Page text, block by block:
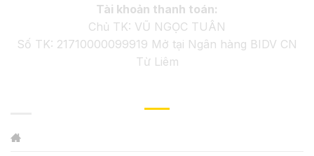
Tài khoản thanh toán:
Chủ TK: VŨ NGỌC TUÂN
Số TK: 21710000099919 Mở tại Ngân hàng BIDV CN
Từ Liêm